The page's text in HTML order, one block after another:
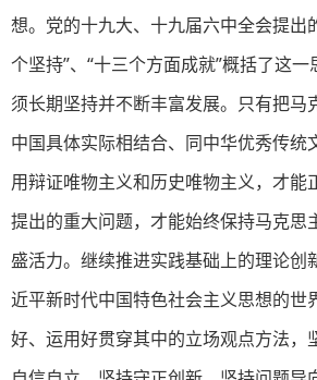
想。党的十九大、十九届六中全会提出
个坚持”、“十三个方面成就”概括了这
须长期坚持并不断丰富发展。只有把马
中国具体实际相结合、同中华优秀传统
用辩证唯物主义和历史唯物主义，才能
提出的重大问题，才能始终保持马克思
盛活力。继续推进实践基础上的理论创
近平新时代中国特色社会主义思想的世
好、运用好贯穿其中的立场观点方法，